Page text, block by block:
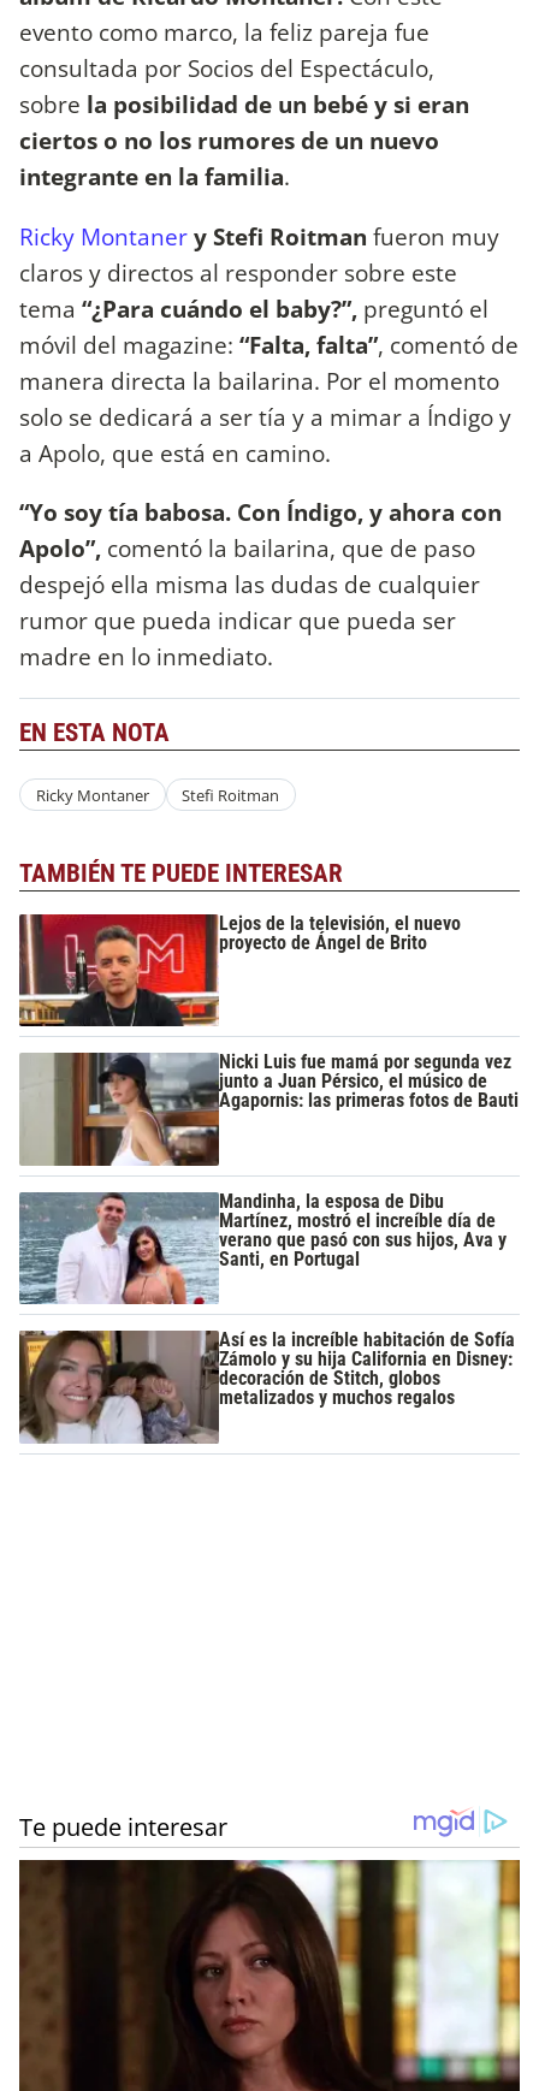
evento como marco, la feliz pareja fue
consultada por Socios del Espectáculo,
sobre la posibilidad de un bebé y si eran
ciertos o no los rumores de un nuevo
integrante en la familia.
Ricky Montanery Stefi Roitman fueron muy
claros y directos al responder sobre este
tema “¿Para cuándo el baby?”, preguntó el
móvil del magazine: “Falta, falta”, comentó de
manera directa la bailarina. Por el momento
solo se dedicará a ser tía y a mimar a Índigo y
a Apolo, que está en camino.
“Yo soy tía babosa. Con Índigo, y ahora con
Apolo”, comentó la bailarina, que de paso
despejó ella misma las dudas de cualquier
rumor que pueda indicar que pueda ser
madre en lo inmediato.
EN ESTA NOTA
Ricky Montaner Stefi Roitman
TAMBIÉN TE PUEDE INTERESAR
Lejos de la televisión, el nuevo
proyecto de Ángel de Brito
Nicki Luis fue mamá por segunda vez
junto a Juan Pérsico, el músico de
Agapornis: las primeras fotos de Bauti
Mandinha, la esposa de Dibu
Martínez, mostró el increíble día de
verano que pasó con sus hijos, Ava y
Santi, en Portugal
Así es la increíble habitación de Sofía
Zámolo y su hija California en Disney:
decoración de Stitch, globos
metalizados y muchos regalos